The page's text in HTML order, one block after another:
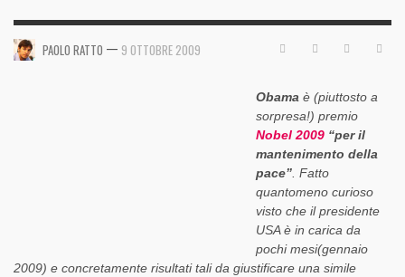
PAOLO RATTO — 9 OTTOBRE 2009
Obama è (piuttosto a
sorpresa!) premio
Nobel 2009 “per il
mantenimento della
pace”. Fatto
quantomeno curioso
visto che il presidente
USA è in carica da
pochi mesi(gennaio
2009) e concretamente risultati tali da giustificare una simile